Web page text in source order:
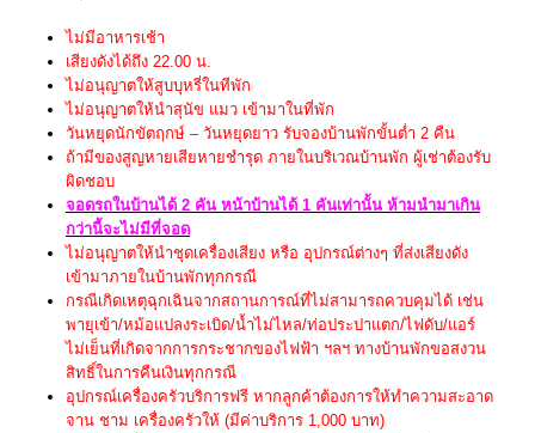
ไม่มีอาหารเช้า
เสียงดังได้ถึง 22.00 น.
ไม่อนุญาตให้สูบบุหรี่ในทีพัก
ไม่อนุญาตให้นำสุนัข แมว เข้ามาในที่พัก
วันหยุดนักขัตฤกษ์ – วันหยุดยาว รับจองบ้านพักขั้นต่ำ 2 คืน
ถ้ามีของสูญหายเสียหายชำรุด ภายในบริเวณบ้านพัก ผู้เช่าต้องรับ
ผิดชอบ
จอดรถในบ้านได้ 2 คัน หน้าบ้านได้ 1 คันเท่านั้น ห้ามนำมาเกิน
กว่านี้จะไม่มีที่จอด
ไม่อนุญาตให้นำชุดเครื่องเสียง หรือ อุปกรณ์ต่างๆ ที่ส่งเสียงดัง
เข้ามาภายในบ้านพักทุกกรณี
กรณีเกิดเหตุฉุกเฉินจากสถานการณ์ที่ไม่สามารถควบคุมได้ เช่น
พายุเข้า/หม้อแปลงระเบิด/น้ำไม่ไหล/ท่อประปาแตก/ไฟดับ/แอร์
ไม่เย็นที่เกิดจากการกระชากของไฟฟ้า ฯลฯ ทางบ้านพักขอสงวน
สิทธิ์ในการคืนเงินทุกกรณี
อุปกรณ์เครื่องครัวบริการฟรี หากลูกค้าต้องการให้ทำความสะอาด
จาน ชาม เครื่องครัวให้ (มีค่าบริการ 1,000 บาท)